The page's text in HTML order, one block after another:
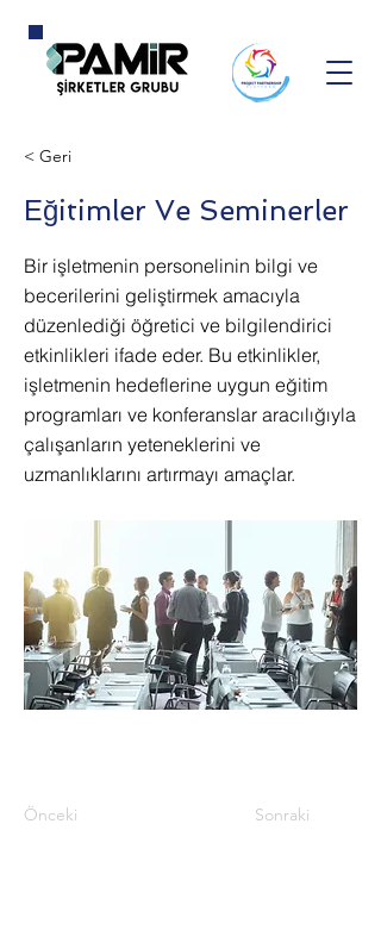
< Geri
Eğitimler Ve Seminerler
Bir işletmenin personelinin bilgi ve
becerilerini geliştirmek amacıyla
düzenlediği öğretici ve bilgilendirici
etkinlikleri ifade eder. Bu etkinlikler,
işletmenin hedeflerine uygun eğitim
programları ve konferanslar aracılığıyla
çalışanların yeteneklerini ve
uzmanlıklarını artırmayı amaçlar.
Önceki Sonraki